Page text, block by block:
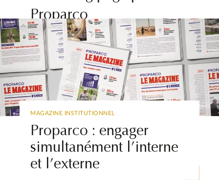
Proparco
MAGAZINE INSTITUTIONNEL
Proparco : engager
simultanément l’interne
et l’externe